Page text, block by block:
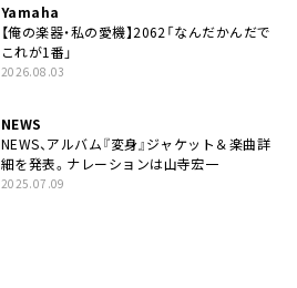
Yamaha
【俺の楽器・私の愛機】2062「なんだかんだで
これが1番」
2026.08.03
NEWS
NEWS、アルバム『変身』ジャケット＆楽曲詳
細を発表。ナレーションは⼭寺宏⼀
2025.07.09